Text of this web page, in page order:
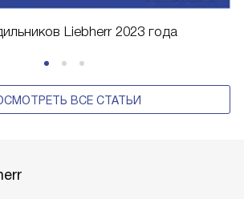
Liebherr 2023 года
ВСЕ СТАТЬИ